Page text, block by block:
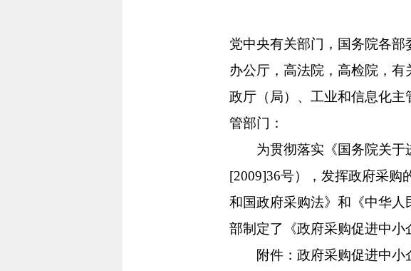
党中央有关部门，国务院各
办公厅，高法院，高检院，
政厅（局）、工业和信息化
管部门：
为贯彻落实《国务院关于
[2009]36号），发挥政府采购
和国政府采购法》和《中华
部制定了《政府采购促进中小
附件：政府采购促进中小